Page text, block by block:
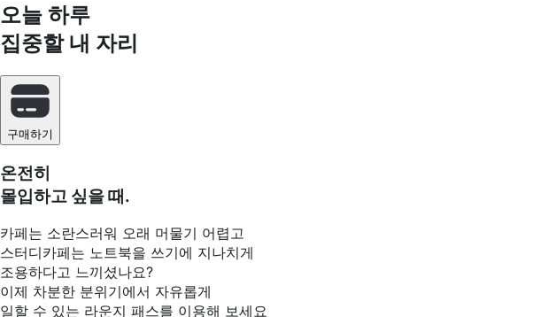
오늘 하루
집중할 내 자리
구매하기
온전히
몰입하고 싶을 때.
카페는 소란스러워 오래 머물기 어렵고
스터디카페는 노트북을 쓰기에 지나치게
조용하다고 느끼셨나요?
이제 차분한 분위기에서 자유롭게
일할 수 있는 라운지 패스를 이용해 보세요